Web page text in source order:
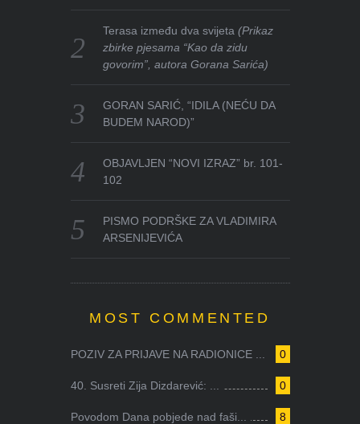
Terasa između dva svijeta(Prikaz
zbirke pjesama “Kao da zidu
govorim”, autora Gorana Sarića)
GORAN SARIĆ, “IDILA (NEĆU DA
BUDEM NAROD)”
OBJAVLJEN “NOVI IZRAZ” br. 101-
102
PISMO PODRŠKE ZA VLADIMIRA
ARSENIJEVIĆA
MOST COMMENTED
0
POZIV ZA PRIJAVE NA RADIONICE ...
0
40. Susreti Zija Dizdarević: ...
8
Povodom Dana pobjede nad faši...